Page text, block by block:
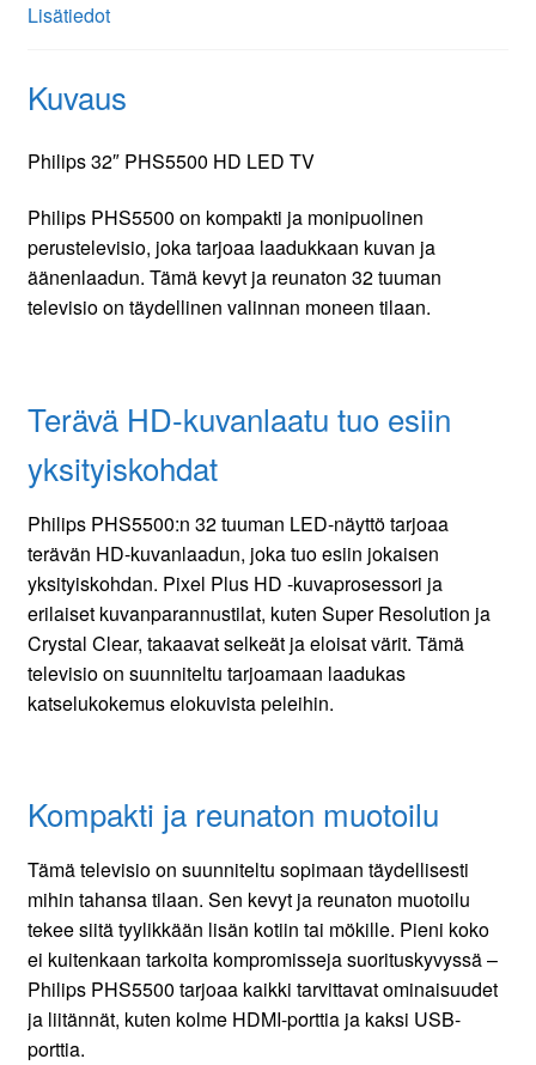
Lisätiedot
Kuvaus
Philips 32″ PHS5500 HD LED TV
Philips PHS5500 on kompakti ja monipuolinen
perustelevisio, joka tarjoaa laadukkaan kuvan ja
äänenlaadun. Tämä kevyt ja reunaton 32 tuuman
televisio on täydellinen valinnan moneen tilaan.
Terävä HD-kuvanlaatu tuo esiin
yksityiskohdat
Philips PHS5500:n 32 tuuman LED-näyttö tarjoaa
terävän HD-kuvanlaadun, joka tuo esiin jokaisen
yksityiskohdan. Pixel Plus HD -kuvaprosessori ja
erilaiset kuvanparannustilat, kuten Super Resolution ja
Crystal Clear, takaavat selkeät ja eloisat värit. Tämä
televisio on suunniteltu tarjoamaan laadukas
katselukokemus elokuvista peleihin.
Kompakti ja reunaton muotoilu
Tämä televisio on suunniteltu sopimaan täydellisesti
mihin tahansa tilaan. Sen kevyt ja reunaton muotoilu
tekee siitä tyylikkään lisän kotiin tai mökille. Pieni koko
ei kuitenkaan tarkoita kompromisseja suorituskyvyssä –
Philips PHS5500 tarjoaa kaikki tarvittavat ominaisuudet
ja liitännät, kuten kolme HDMI-porttia ja kaksi USB-
porttia.